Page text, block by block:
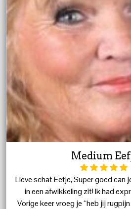
Medium
Lieve schat Eefje, Super goed can
in een afwikkeling zit! Ik had
Vorige keer vroeg je “heb jij